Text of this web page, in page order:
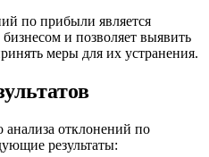
по прибыли является
и позволяет выявить
меры для их устранения.
анализа отклонений по
результаты: